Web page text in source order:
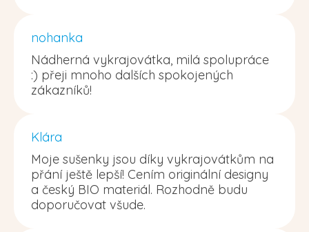
nohanka
Nádherná vykrajovátka, milá spolupráce
:) přeji mnoho dalších spokojených
zákazníků!
Klára
Moje sušenky jsou díky vykrajovátkům na
přání ještě lepší! Cením originální designy
a český BIO materiál. Rozhodně budu
doporučovat všude.